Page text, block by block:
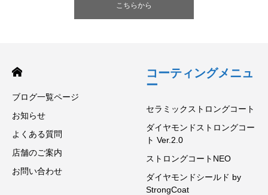
こちらから
ブログ一覧ページ
お知らせ
よくある質問
店舗のご案内
お問い合わせ
コーティングメニュ
ー
セラミックストロングコート
ダイヤモンドストロングコー
ト Ver.2.0
ストロングコートNEO
ダイヤモンドシールド by
StrongCoat